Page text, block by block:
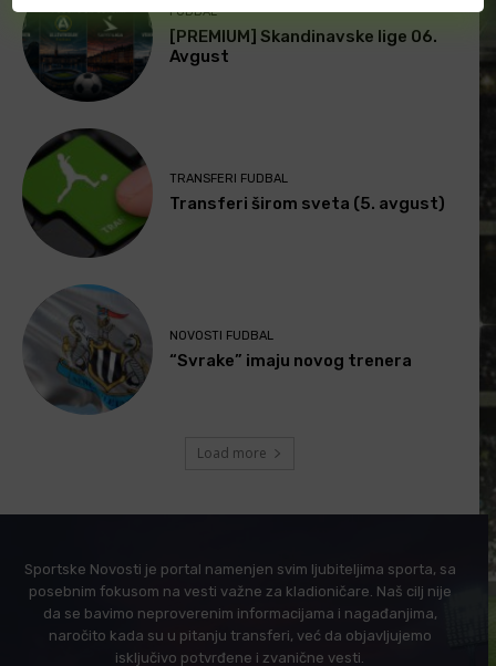
FUDBAL
[PREMIUM] Skandinavske lige 06.
Avgust
TRANSFERI FUDBAL
Transferi širom sveta (5. avgust)
NOVOSTI FUDBAL
“Svrake” imaju novog trenera
Load more
Sportske Novosti je portal namenjen svim ljubiteljima sporta, sa
posebnim fokusom na vesti važne za kladioničare. Naš cilj nije
da se bavimo neproverenim informacijama i nagađanjima,
naročito kada su u pitanju transferi, već da objavljujemo
isključivo potvrđene i zvanične vesti.